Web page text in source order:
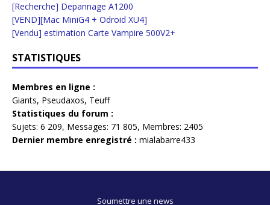
[Recherche] Depannage A1200
[VEND][Mac MiniG4 + Odroid XU4]
[Vendu] estimation Carte Vampire 500V2+
STATISTIQUES
Membres en ligne :
Giants, Pseudaxos, Teuff
Statistiques du forum :
Sujets: 6 209, Messages: 71 805, Membres: 2405
Dernier membre enregistré : mialabarre433
Soumettre une news